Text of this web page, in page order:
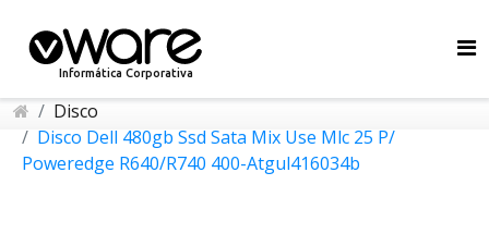
Informática Corporativa
Disco
Disco Dell 480gb Ssd Sata Mix Use Mlc 25 P/
Poweredge R640/R740 400-Atgul416034b